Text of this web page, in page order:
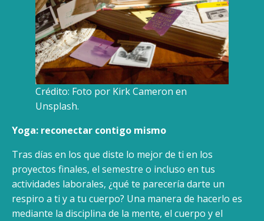
Crédito: Foto por Kirk Cameron en
Unsplash.
Yoga: reconectar contigo mismo
Tras días en los que diste lo mejor de ti en los
proyectos finales, el semestre o incluso en tus
actividades laborales, ¿qué te parecería darte un
respiro a ti y a tu cuerpo? Una manera de hacerlo es
mediante la disciplina de la mente, el cuerpo y el